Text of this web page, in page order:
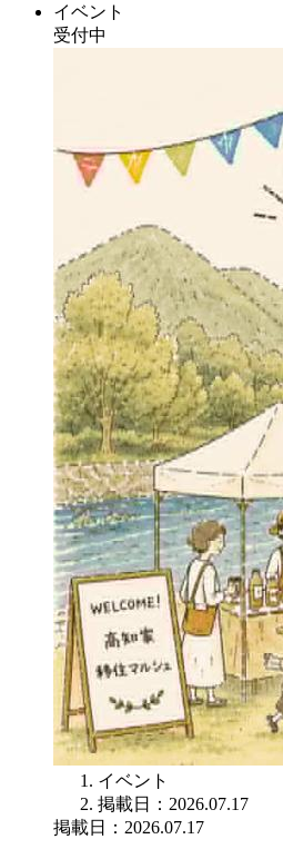
イベント
受付中
イベント
掲載日：2026.07.17
掲載日：2026.07.17